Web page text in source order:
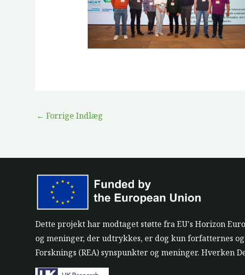
← Forrige Indlæg
Dette projekt har modtaget støtte fra EU's Horizon
og meninger, der udtrykkes, er dog kun forfatternes
Forsknings (REA) synspunkter og meninger. Hverken